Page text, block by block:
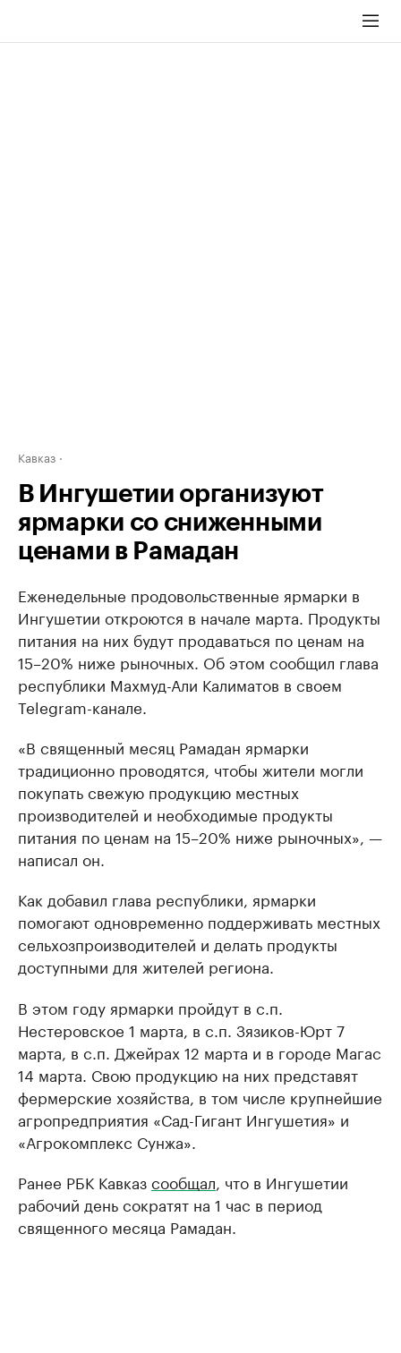
Кавказ
В Ингушетии организуют
ярмарки со сниженными
ценами в Рамадан
Еженедельные продовольственные ярмарки в
Ингушетии откроются в начале марта. Продукты
питания на них будут продаваться по ценам на
15–20% ниже рыночных. Об этом сообщил глава
республики Махмуд-Али Калиматов в своем
Telegram-канале.
«В священный месяц Рамадан ярмарки
традиционно проводятся, чтобы жители могли
покупать свежую продукцию местных
производителей и необходимые продукты
питания по ценам на 15–20% ниже рыночных», —
написал он.
Как добавил глава республики, ярмарки
помогают одновременно поддерживать местных
сельхозпроизводителей и делать продукты
доступными для жителей региона.
В этом году ярмарки пройдут в с.п.
Нестеровское 1 марта, в с.п. Зязиков-Юрт 7
марта, в с.п. Джейрах 12 марта и в городе Магас
14 марта. Свою продукцию на них представят
фермерские хозяйства, в том числе крупнейшие
агропредприятия «Сад-Гигант Ингушетия» и
«Агрокомплекс Сунжа».
Ранее РБК Кавказсообщал , что в Ингушетии
рабочий день сократят на 1 час в период
священного месяца Рамадан.